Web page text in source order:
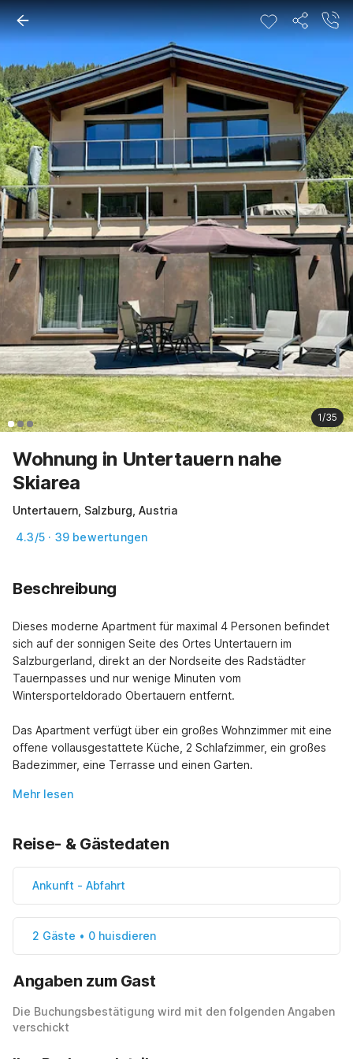
1/35
Wohnung in Untertauern nahe
Skiarea
Untertauern, Salzburg, Austria
4.3/5 · 39 bewertungen
Beschreibung
Dieses moderne Apartment für maximal 4 Personen befindet
sich auf der sonnigen Seite des Ortes Untertauern im
Salzburgerland, direkt an der Nordseite des Radstädter
Tauernpasses und nur wenige Minuten vom
Wintersporteldorado Obertauern entfernt.
Das Apartment verfügt über ein großes Wohnzimmer mit eine
offene vollausgestattete Küche, 2 Schlafzimmer, ein großes
Badezimmer, eine Terrasse und einen Garten.
Mehr lesen
Reise- & Gästedaten
Ankunft - Abfahrt
2 Gäste • 0 huisdieren
Angaben zum Gast
Die Buchungsbestätigung wird mit den folgenden Angaben
verschickt